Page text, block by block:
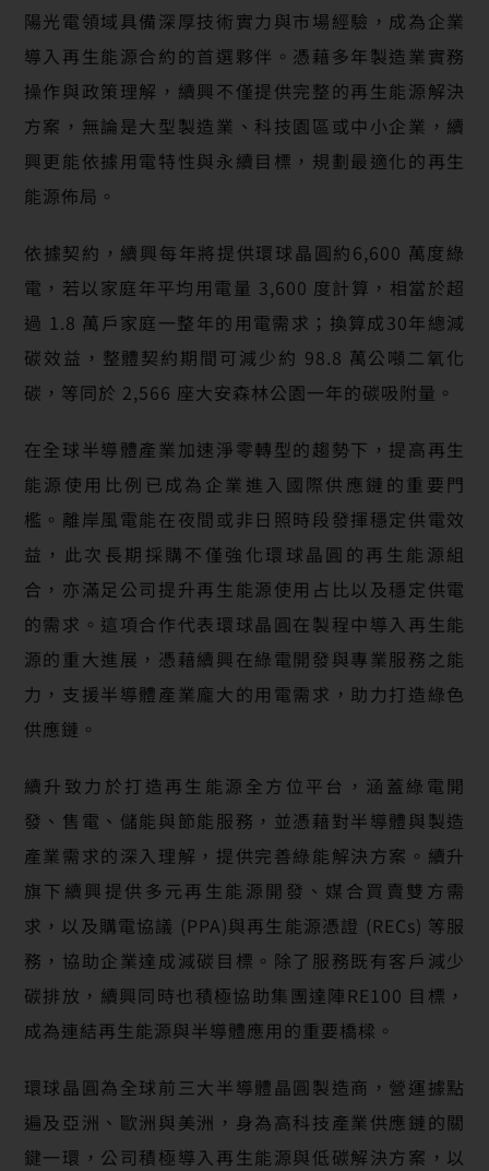
陽光電領域具備深厚技術實力與市場經驗，成為企業
導入再生能源合約的首選夥伴。憑藉多年製造業實務
操作與政策理解，續興不僅提供完整的再生能源解決
方案，無論是大型製造業、科技園區或中小企業，續
興更能依據用電特性與永續目標，規劃最適化的再生
能源佈局。
依據契約，續興每年將提供環球晶圓約6,600 萬度綠
電，若以家庭年平均用電量 3,600 度計算，相當於超
過 1.8 萬戶家庭一整年的用電需求；換算成30年總減
碳效益，整體契約期間可減少約 98.8 萬公噸二氧化
碳，等同於 2,566 座大安森林公園一年的碳吸附量。
在全球半導體產業加速淨零轉型的趨勢下，提高再生
能源使用比例已成為企業進入國際供應鏈的重要門
檻。離岸風電能在夜間或非日照時段發揮穩定供電效
益，此次長期採購不僅強化環球晶圓的再生能源組
合，亦滿足公司提升再生能源使用占比以及穩定供電
的需求。這項合作代表環球晶圓在製程中導入再生能
源的重大進展，憑藉續興在綠電開發與專業服務之能
力，支援半導體產業龐大的用電需求，助力打造綠色
供應鏈。
續升致力於打造再生能源全方位平台，涵蓋綠電開
發、售電、儲能與節能服務，並憑藉對半導體與製造
產業需求的深入理解，提供完善綠能解決方案。續升
旗下續興提供多元再生能源開發、媒合買賣雙方需
求，以及購電協議 (PPA)與再生能源憑證 (RECs) 等服
務，協助企業達成減碳目標。除了服務既有客戶減少
碳排放，續興同時也積極協助集團達陣RE100 目標，
成為連結再生能源與半導體應用的重要橋樑。
環球晶圓為全球前三大半導體晶圓製造商，營運據點
遍及亞洲、歐洲與美洲，身為高科技產業供應鏈的關
鍵一環，公司積極導入再生能源與低碳解決方案，以